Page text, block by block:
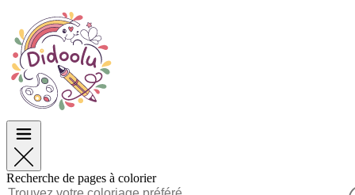
Pâques
TOP Catégories
Pour les Garçons
Pour les Filles
Français
Pâques
TOP Catégories
Pour les Garçons
Pour les Filles
Recherche de pages à colorier